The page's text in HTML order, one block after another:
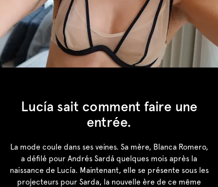
Lucía sait comment faire une
entrée.
La mode coule dans ses veines. Sa mère, Blanca Romero,
a défilé pour Andrés Sardá quelques mois après la
naissance de Lucía. Maintenant, elle se présente sous les
projecteurs pour Sarda, la nouvelle ère de ce même